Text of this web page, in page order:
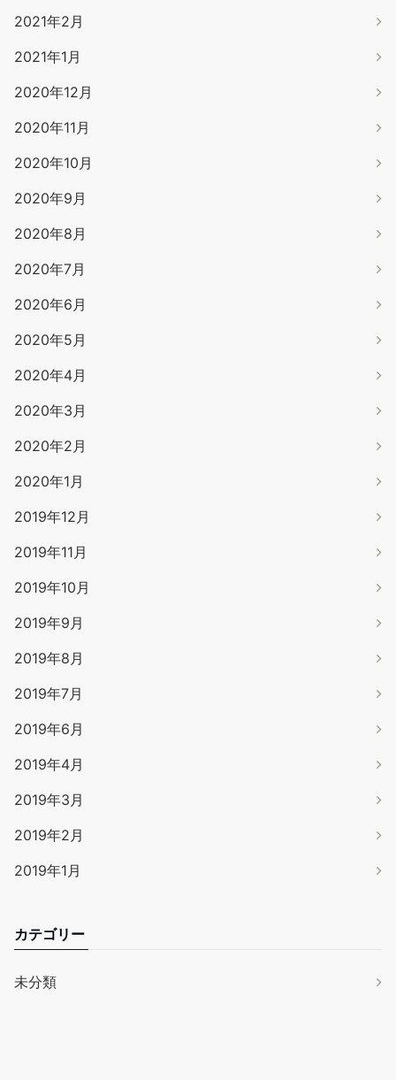
2021年2月
2021年1月
2020年12月
2020年11月
2020年10月
2020年9月
2020年8月
2020年7月
2020年6月
2020年5月
2020年4月
2020年3月
2020年2月
2020年1月
2019年12月
2019年11月
2019年10月
2019年9月
2019年8月
2019年7月
2019年6月
2019年4月
2019年3月
2019年2月
2019年1月
カテゴリー
未分類